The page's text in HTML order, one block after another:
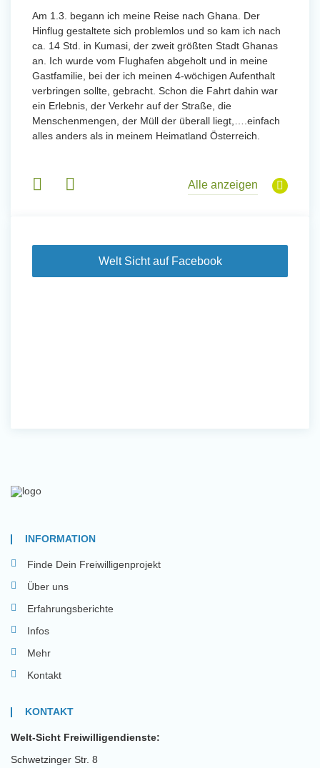
Am 1.3. begann ich meine Reise nach Ghana. Der
Hinflug gestaltete sich problemlos und so kam ich nach
ca. 14 Std. in Kumasi, der zweit größten Stadt Ghanas
an. Ich wurde vom Flughafen abgeholt und in meine
Gastfamilie, bei der ich meinen 4-wöchigen Aufenthalt
verbringen sollte, gebracht. Schon die Fahrt dahin war
ein Erlebnis, der Verkehr auf der Straße, die
Menschenmengen, der Müll der überall liegt,….einfach
alles anders als in meinem Heimatland Österreich.
Alle anzeigen
Welt Sicht auf Facebook
INFORMATION
Finde Dein Freiwilligenprojekt
Über uns
Erfahrungsberichte
Infos
Mehr
Kontakt
KONTAKT
Welt-Sicht Freiwilligendienste:
Schwetzinger Str. 8